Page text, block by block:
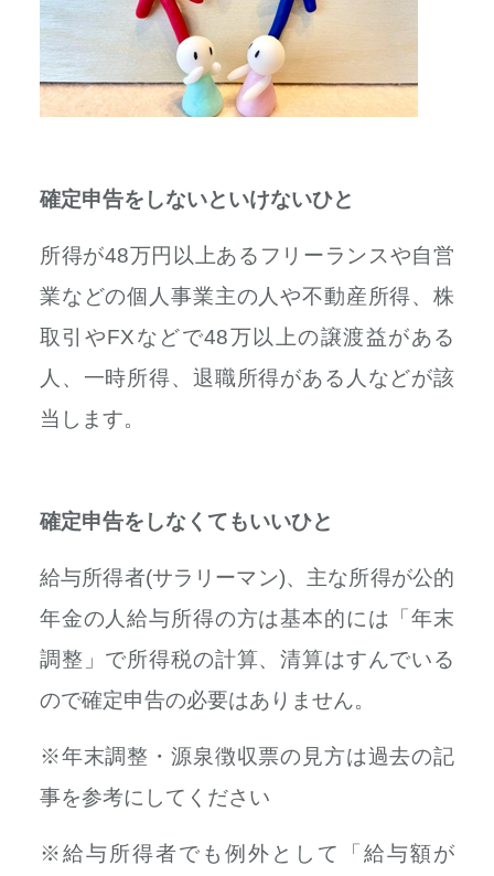
確定申告をしないといけないひと
所得が48万円以上あるフリーランスや自営
業などの個人事業主の人や不動産所得、株
取引やFXなどで48万以上の譲渡益がある
人、一時所得、 退職所得がある人などが該
当します。
確定申告をしなくてもいいひと
給与所得者(サラリーマン)、主な所得が公的
年金の人給与所得の方は基本的には「年末
調整」で所得税の計算、清算はすんでいる
ので確定申告の必要はありません。
※年末調整・源泉徴収票の見方は過去の記
事を参考にしてください
※給与所得者でも例外として「給与額が